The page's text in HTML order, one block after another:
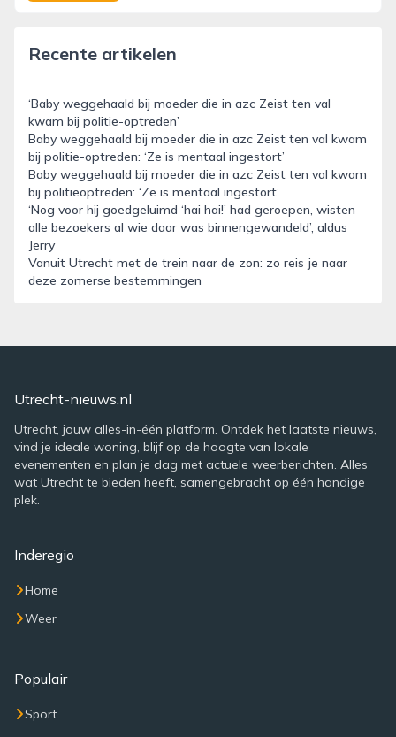
Recente artikelen
‘Baby weggehaald bij moeder die in azc Zeist ten val
kwam bij politie-optreden’
Baby weggehaald bij moeder die in azc Zeist ten val kwam
bij politie-optreden: ‘Ze is mentaal ingestort’
Baby weggehaald bij moeder die in azc Zeist ten val kwam
bij politieoptreden: ‘Ze is mentaal ingestort’
‘Nog voor hij goedgeluimd ‘hai hai!’ had geroepen, wisten
alle bezoekers al wie daar was binnengewandeld’, aldus
Jerry
Vanuit Utrecht met de trein naar de zon: zo reis je naar
deze zomerse bestemmingen
Utrecht-nieuws.nl
Utrecht, jouw alles-in-één platform. Ontdek het laatste nieuws,
vind je ideale woning, blijf op de hoogte van lokale
evenementen en plan je dag met actuele weerberichten. Alles
wat Utrecht te bieden heeft, samengebracht op één handige
plek.
Inderegio
Home
Weer
Populair
Sport